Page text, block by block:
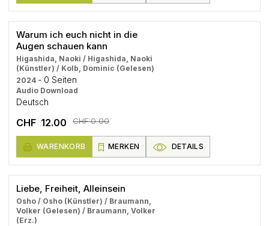
Warum ich euch nicht in die
Augen schauen kann
Higashida, Naoki / Higashida, Naoki
(Künstler) / Kolb, Dominic (Gelesen)
2024 - 0 Seiten
Audio Download
Deutsch
CHF 12.00 CHF 0.00
WARENKORB MERKEN DETAILS
Liebe, Freiheit, Alleinsein
Osho / Osho (Künstler) / Braumann,
Volker (Gelesen) / Braumann, Volker
(Erz.)